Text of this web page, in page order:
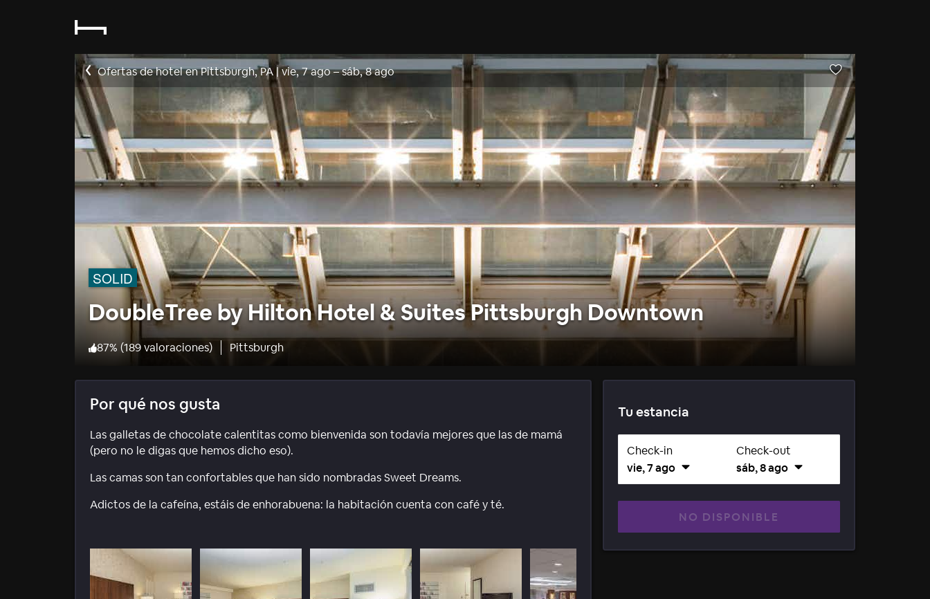
Ofertas de hotel en Pittsburgh, PA|vie, 7 ago–sáb, 8 ago
SOLID
DoubleTree by Hilton Hotel & Suites Pittsburgh Downtown
87% (189 valoraciones) Pittsburgh
Por qué nos gusta
Las galletas de chocolate calentitas como bienvenida son todavía mejores que las de mamá
(pero no le digas que hemos dicho eso).
Las camas son tan confortables que han sido nombradas Sweet Dreams.
Adictos de la cafeína, estáis de enhorabuena: la habitación cuenta con café y té.
Tu estancia
Check-in
vie, 7 ago
Check-out
sáb, 8 ago
NO DISPONIBLE